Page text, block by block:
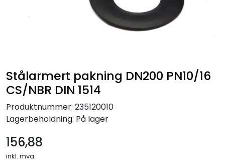
Stålarmert pakning DN200 PN10/16
CS/NBR DIN 1514
Produktnummer: 235120010
Lagerbeholdning: På lager
156,88
inkl. mva.